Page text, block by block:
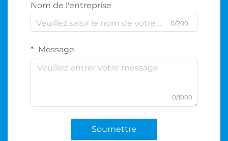
Nom de l'entreprise
0/200
Message
0/1000
Soumettre